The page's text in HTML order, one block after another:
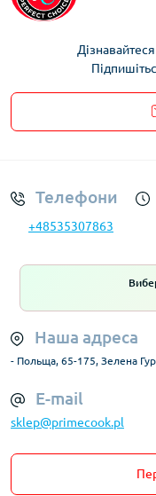
Телефони
+48535307863
Наша адреса
- Польща, 65-175, Зелена
E-mail
sklep@primecook.pl